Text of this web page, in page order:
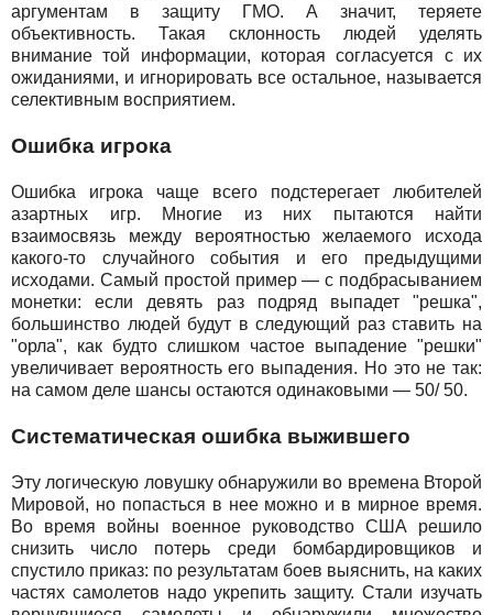
аргументам в защиту ГМО. А значит, теряете
объективность. Такая склонность людей уделять
внимание той информации, которая согласуется с их
ожиданиями, и игнорировать все остальное, называется
селективным восприятием.
Ошибка игрока
Ошибка игрока чаще всего подстерегает любителей
азартных игр. Многие из них пытаются найти
взаимосвязь между вероятностью желаемого исхода
какого-то случайного события и его предыдущими
исходами. Самый простой пример — с подбрасыванием
монетки: если девять раз подряд выпадет "решка",
большинство людей будут в следующий раз ставить на
"орла", как будто слишком частое выпадение "решки"
увеличивает вероятность его выпадения. Но это не так:
на самом деле шансы остаются одинаковыми — 50/ 50.
Систематическая ошибка выжившего
Эту логическую ловушку обнаружили во времена Второй
Мировой, но попасться в нее можно и в мирное время.
Во время войны военное руководство США решило
снизить число потерь среди бомбардировщиков и
спустило приказ: по результатам боев выяснить, на каких
частях самолетов надо укрепить защиту. Стали изучать